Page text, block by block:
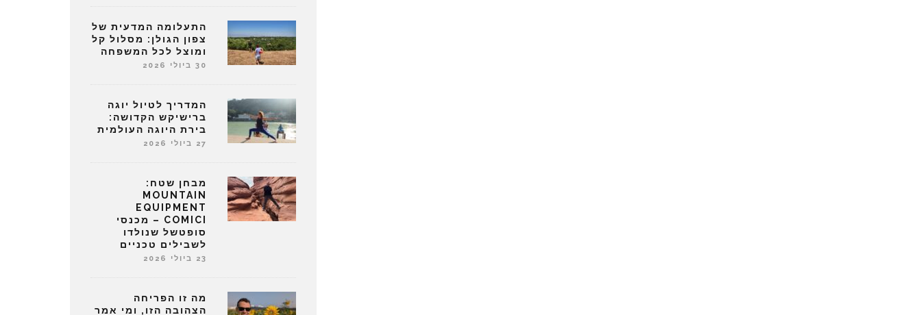
התעלומה המדעית של
צפון הגולן: מסלול קל
ומוצל לכל המשפחה
30 ביולי 2026
המדריך לטיול יוגה
ברישיקש הקדושה:
בירת היוגה העולמית
27 ביולי 2026
מבחן שטח:
MOUNTAIN
EQUIPMENT
COMICI – מכנסי
סופטשל שנולדו
לשבילים טכניים
23 ביולי 2026
מה זו הפריחה
הצהובה הזו, ומי אמר